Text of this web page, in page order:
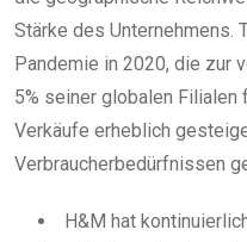
Stärke des Unternehmens.
Pandemie in 2020, die zur
5% seiner globalen Filialen
Verkäufe erheblich
Verbraucherbedürfnissen
H&M hat